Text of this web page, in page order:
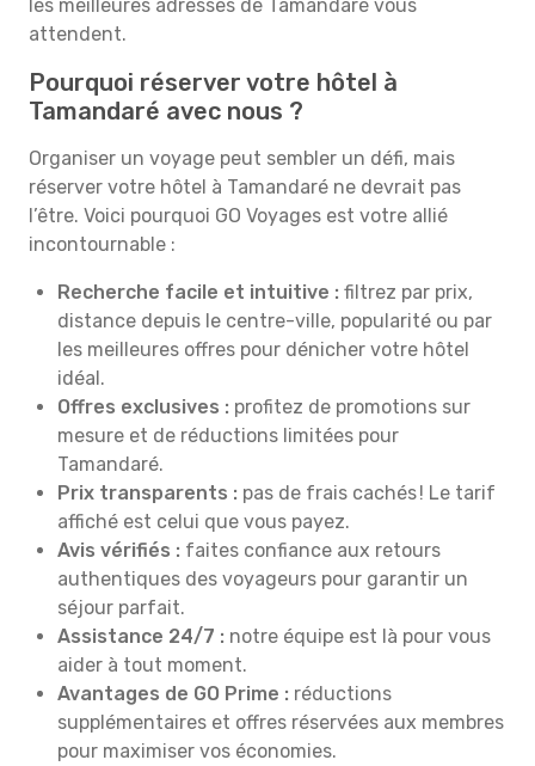
les meilleures adresses de Tamandaré vous
attendent.
Pourquoi réserver votre hôtel à
Tamandaré avec nous ?
Organiser un voyage peut sembler un défi, mais
réserver votre hôtel à Tamandaré ne devrait pas
l’être. Voici pourquoi GO Voyages est votre allié
incontournable :
Recherche facile et intuitive : filtrez par prix,
distance depuis le centre-ville, popularité ou par
les meilleures offres pour dénicher votre hôtel
idéal.
Offres exclusives : profitez de promotions sur
mesure et de réductions limitées pour
Tamandaré.
Prix transparents : pas de frais cachés ! Le tarif
affiché est celui que vous payez.
Avis vérifiés : faites confiance aux retours
authentiques des voyageurs pour garantir un
séjour parfait.
Assistance 24/7 : notre équipe est là pour vous
aider à tout moment.
Avantages de GO Prime : réductions
supplémentaires et offres réservées aux membres
pour maximiser vos économies.